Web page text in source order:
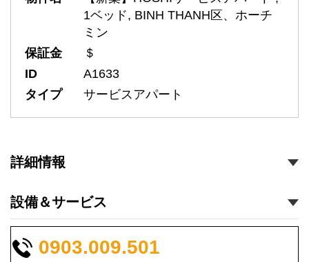
1ベッド, BINH THANH区、ホーチ
ミン
保証金
＄
ID
A1633
タイプ
サービスアパート
詳細情報
設備＆サービス
0903.009.501